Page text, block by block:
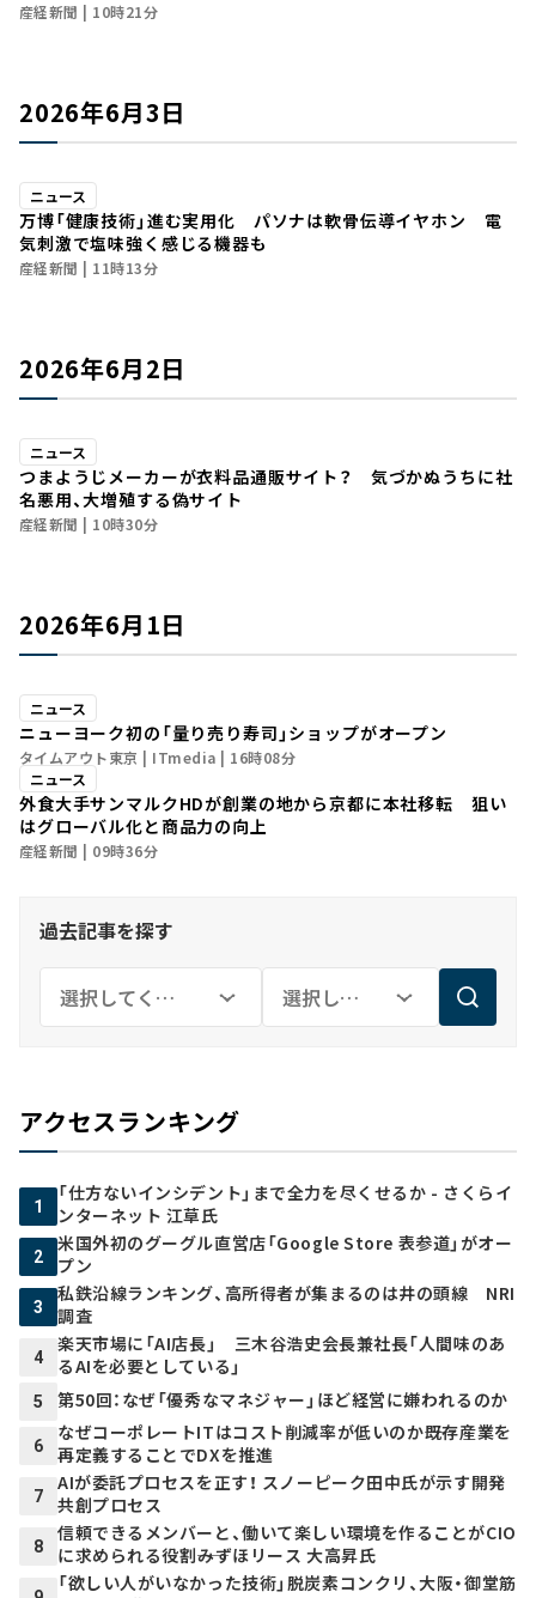
産経新聞 10時21分
2026年6月3日
ニュース
万博「健康技術」進む実用化 パソナは軟骨伝導イヤホン 電
気刺激で塩味強く感じる機器も
産経新聞 11時13分
2026年6月2日
ニュース
つまようじメーカーが衣料品通販サイト？ 気づかぬうちに社
名悪用、大増殖する偽サイト
産経新聞 10時30分
2026年6月1日
ニュース
ニューヨーク初の「量り売り寿司」ショップがオープン
タイムアウト東京 ITmedia
16時08分
ニュース
外食大手サンマルクHDが創業の地から京都に本社移転 狙い
はグローバル化と商品力の向上
産経新聞 09時36分
過去記事を探す
アクセスランキング
1
「仕方ないインシデント」まで全力を尽くせるか - さくらイ
ンターネット 江草氏
2
米国外初のグーグル直営店「Google Store 表参道」がオー
プン
3
私鉄沿線ランキング、高所得者が集まるのは井の頭線 NRI
調査
4
楽天市場に「AI店長」 三木谷浩史会長兼社長「人間味のあ
るAIを必要としている」
5 第50回：なぜ「優秀なマネジャー」ほど経営に嫌われるのか
6
なぜコーポレートITはコスト削減率が低いのか――既存産業を
再定義することでDXを推進
7
AIが委託プロセスを正す！ スノーピーク田中氏が示す開発
共創プロセス
8
信頼できるメンバーと、働いて楽しい環境を作ることがCIO
に求められる役割――みずほリース 大高昇氏
「欲しい人がいなかった技術」脱炭素コンクリ、大阪・御堂筋